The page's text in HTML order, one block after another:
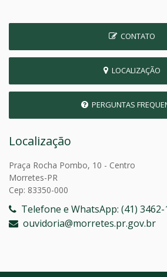
CONTATO
LOCALIZAÇÃO
PERGUNTAS
Localização
Praça Rocha Pombo, 10 - Centro
Morretes-PR
Cep: 83350-000
Telefone e WhatsApp: (41) 3462-
ouvidoria@morretes.pr.gov.br